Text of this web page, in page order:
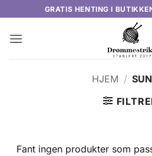
content
GRATIS HENTING I
HJEM /
Fant ingen produkter som